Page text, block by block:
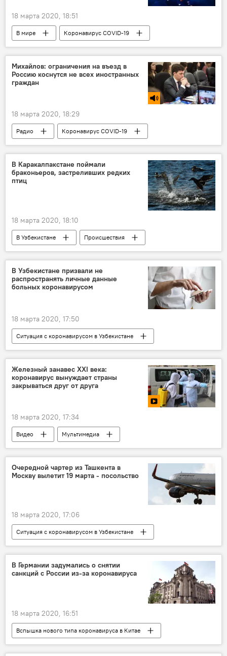
18 марта 2020, 18:51
В мире
Коронавирус COVID-19
Евровидение
Михайлов: ограничения на въезд в
Россию коснутся не всех иностранных
граждан
18 марта 2020, 18:29
Радио
Коронавирус COVID-19
Карантин
Мигранты
Россия
Эпидемия
В Каракалпакстане поймали
браконьеров, застреливших редких
птиц
18 марта 2020, 18:10
В Узбекистане
Происшествия
браконьеры
борьба с браконьерством
Каракалпакстан
экология
Госкомэкологии
В Узбекистане призвали не
распространять личные данные
больных коронавирусом
18 марта 2020, 17:50
Ситуация с коронавирусом в Узбекистане
Общество
Узбекистан
Эпидемия
Коронавирус COVID-19
персональные данные
Железный занавес XXI века:
коронавирус вынуждает страны
закрываться друг от друга
18 марта 2020, 17:34
Видео
Мультимедиа
Коронавирус COVID-19
границы
закрытие границы
Очередной чартер из Ташкента в
Москву вылетит 19 марта - посольство
18 марта 2020, 17:06
Ситуация с коронавирусом в Узбекистане
В Узбекистане
Общество
Россия
Узбекистан
Самолет
Коронавирус COVID-19
В Германии задумались о снятии
санкций с России из-за коронавируса
18 марта 2020, 16:51
Вспышка нового типа коронавируса в Китае
В мире
Коронавирус COVID-19